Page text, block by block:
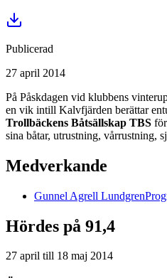
Publicerad
27 april 2014
På Påskdagen vid klubbens
en vik intill Kalvfjärden berättar
Trollbäckens Båtsällskap TBS för
sina båtar, utrustning, vårrustning,
Medverkande
Gunnel Agrell Lundgren
Hördes på 91,4
27 april till 18 maj 2014